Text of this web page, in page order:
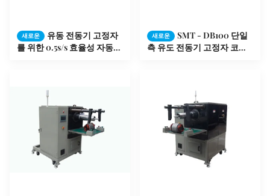
새로운
유동 전동기 고정자
를 위한 0.5s/s 효율성 자동적
새로운
SMT - DB100 단일
측 유도 전동기 고정자 코일